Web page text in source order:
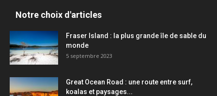
Notre choix d'articles
Fraser Island : la plus grande île de sable du
monde
5 septembre 2023
Great Ocean Road : une route entre surf,
koalas et paysages...